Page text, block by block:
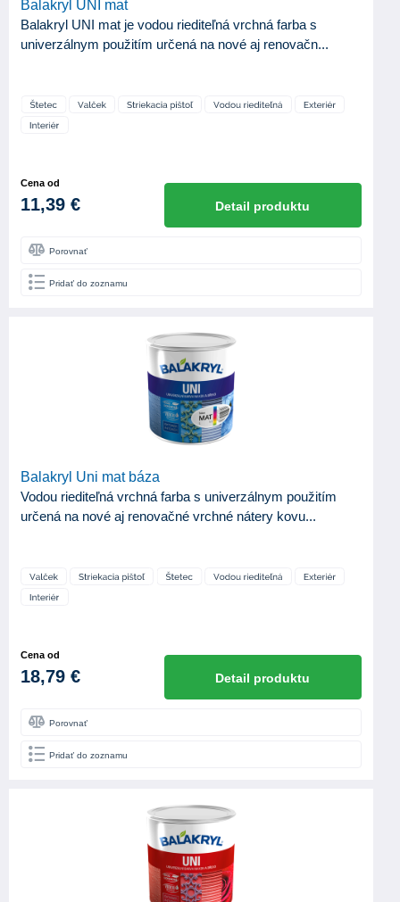
Vodouriediteľná
Pololesk 5
Balakryl UNI mat
Balakryl UNI mat je vodou riediteľná vrchná farba s
univerzálnym použitím určená na nové aj renovačn...
Cena od
11,39 € Detail produktu
Porovnať
Pridať do zoznamu
Balakryl Uni mat báza
Vodou riediteľná vrchná farba s univerzálnym použitím
určená na nové aj renovačné vrchné nátery kovu...
Cena od
18,79 € Detail produktu
Porovnať
Pridať do zoznamu